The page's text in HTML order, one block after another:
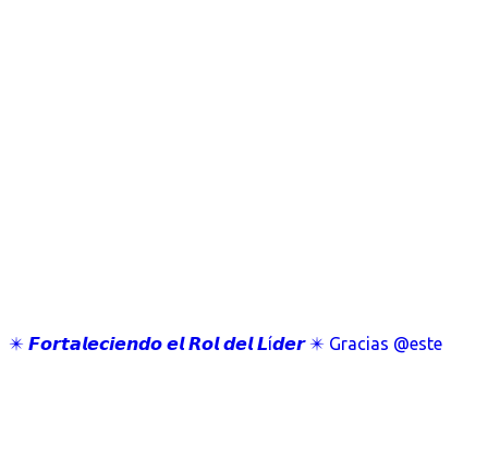
✴️ 𝙁𝙤𝙧𝙩𝙖𝙡𝙚𝙘𝙞𝙚𝙣𝙙𝙤 𝙚𝙡 𝙍𝙤𝙡 𝙙𝙚𝙡 𝙇í𝙙𝙚𝙧 ✴️ Gracias @este